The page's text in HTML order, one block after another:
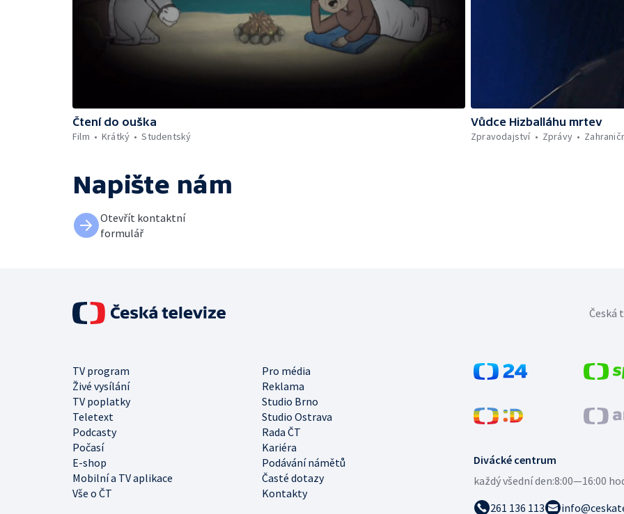
Čtení do ouška
Film
Krátký Studentský
Vůdce Hizballáhu mrtev
Zpravodajství
Zprávy
Napište nám
Otevřít kontaktní
formulář
Divácké centrum
každý všední den:8:00—16:00
261 136 113
TV program
Pro média
Živé vysílání
Reklama
TV poplatky
Studio Brno
Teletext
Studio Ostrava
Podcasty
Rada ČT
Počasí
Kariéra
E-shop
Podávání námětů
Mobilní a TV aplikace
Časté dotazy
Vše o ČT
Kontakty
Česká